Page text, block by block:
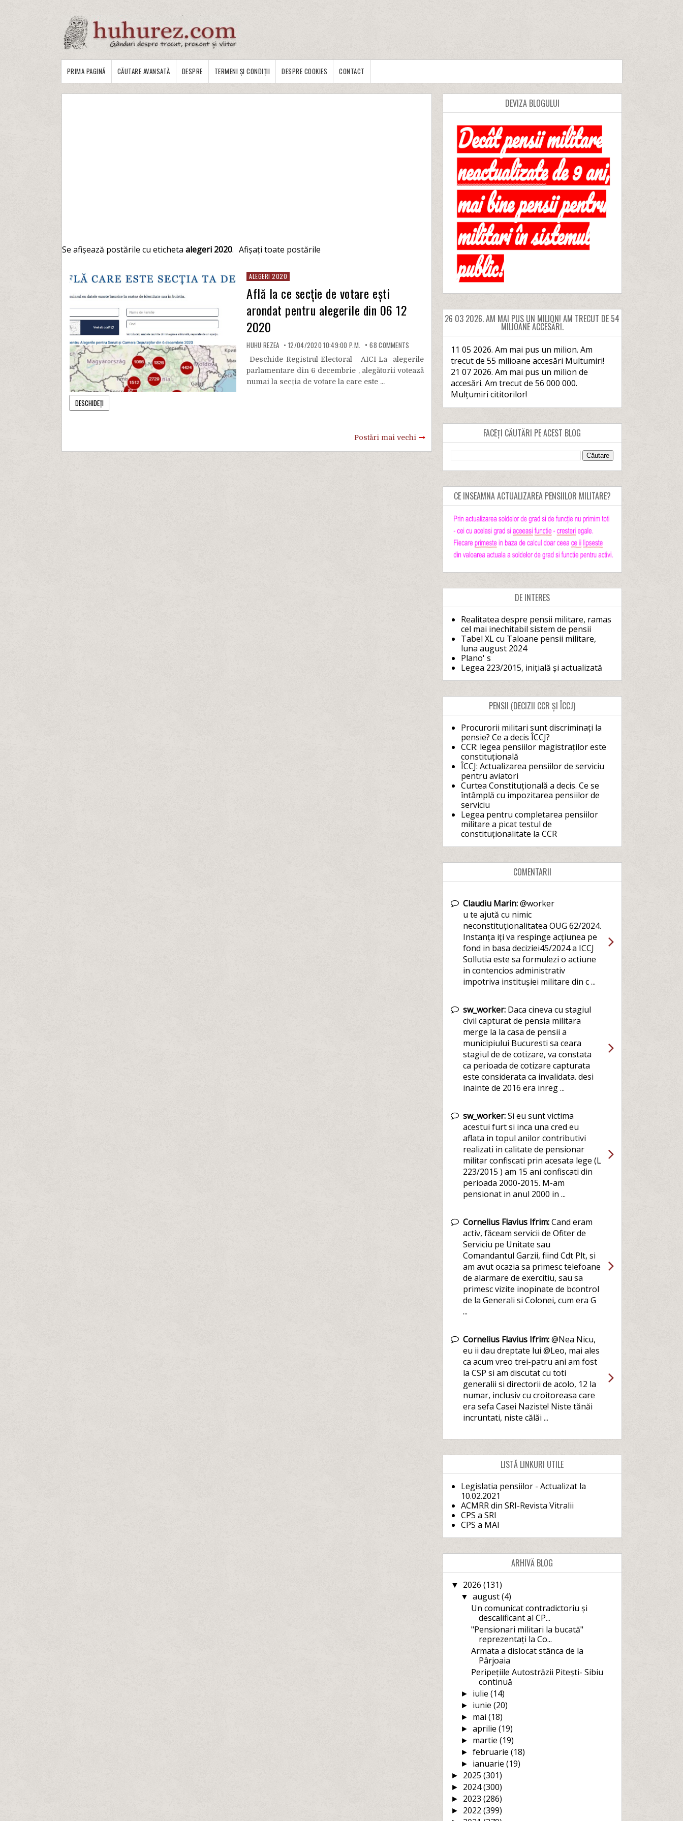
PRIMA PAGINĂ CĂUTARE AVANSATĂ DESPRE TERMENI ȘI CONDIȚII DESPRE COOKIES CONTACT
Se afișează postările cu eticheta alegeri 2020. Afișați toate postările
ALEGERI 2020
Află la ce secție de votare ești
arondat pentru alegerile din 06 12
2020
HUHU REZEA 12/04/2020 10:49:00 P.M. 68 COMMENTS
Deschide Registrul Electoral AICI La alegerile
parlamentare din 6 decembrie , alegătorii votează
numai la secția de votare la care este ...
DESCHIDEȚI
Postări mai vechi
DEVIZA BLOGULUI
26 03 2026. AM MAI PUS UN MILION! AM TRECUT DE 54
MILIOANE ACCESĂRI.
11 05 2026. Am mai pus un milion. Am
trecut de 55 milioane accesări Multumiri!
21 07 2026. Am mai pus un milion de
accesări. Am trecut de 56 000 000.
Mulțumiri cititorilor!
FACEȚI CĂUTĂRI PE ACEST BLOG
CE INSEAMNA ACTUALIZAREA PENSIILOR MILITARE?
DE INTERES
Realitatea despre pensii militare, ramas
cel mai inechitabil sistem de pensii
Tabel XL cu Taloane pensii militare,
luna august 2024
Plano' s
Legea 223/2015, inițială și actualizată
PENSII (DECIZII CCR ȘI ÎCCJ)
Procurorii militari sunt discriminați la
pensie? Ce a decis ÎCCJ?
CCR: legea pensiilor magistraților este
constituțională
ÎCCJ: Actualizarea pensiilor de serviciu
pentru aviatori
Curtea Constituțională a decis. Ce se
întâmplă cu impozitarea pensiilor de
serviciu
Legea pentru completarea pensiilor
militare a picat testul de
constituționalitate la CCR
COMENTARII
Claudiu Marin:@worker
u te ajută cu nimic
neconstituționalitatea OUG 62/2024.
Instanța iți va respinge acțiunea pe
fond in basa deciziei45/2024 a ICCJ
Sollutia este sa formulezi o actiune
in contencios administrativ
impotriva institușiei militare din c ...
sw_worker:Daca cineva cu stagiul
civil capturat de pensia militara
merge la la casa de pensii a
municipiului Bucuresti sa ceara
stagiul de de cotizare, va constata
ca perioada de cotizare capturata
este considerata ca invalidata. desi
inainte de 2016 era inreg ...
sw_worker:Si eu sunt victima
acestui furt si inca una cred eu
aflata in topul anilor contributivi
realizati in calitate de pensionar
militar confiscati prin acesata lege (L
223/2015 ) am 15 ani confiscati din
perioada 2000-2015. M-am
pensionat in anul 2000 in ...
Cornelius Flavius Ifrim:Cand eram
activ, făceam servicii de Ofiter de
Serviciu pe Unitate sau
Comandantul Garzii, fiind Cdt Plt, si
am avut ocazia sa primesc telefoane
de alarmare de exercitiu, sau sa
primesc vizite inopinate de bcontrol
de la Generali si Colonei, cum era G
...
Cornelius Flavius Ifrim:@Nea Nicu,
eu ii dau dreptate lui @Leo, mai ales
ca acum vreo trei-patru ani am fost
la CSP si am discutat cu toti
generalii si directorii de acolo, 12 la
numar, inclusiv cu croitoreasa care
era sefa Casei Naziste! Niste tănăi
incruntati, niste călăi ...
LISTĂ LINKURI UTILE
Legislatia pensiilor - Actualizat la
10.02.2021
ACMRR din SRI-Revista Vitralii
CPS a SRI
CPS a MAI
ARHIVĂ BLOG
▼ 2026 (131)
▼ august(4)
Un comunicat contradictoriu și
descalificant al CP...
"Pensionari militari la bucată"
reprezentați la Co...
Armata a dislocat stânca de la
Pârjoaia
Peripețiile Autostrăzii Pitești- Sibiu
continuă
► iulie (14)
► iunie (20)
► mai (18)
► aprilie (19)
► martie (19)
► februarie (18)
► ianuarie (19)
► 2025 (301)
► 2024(300)
► 2023 (286)
► 2022 (399)